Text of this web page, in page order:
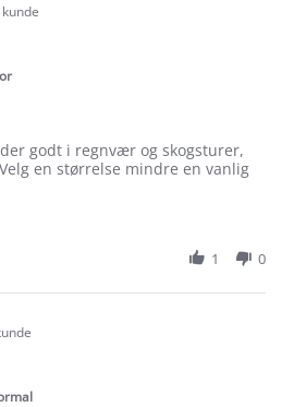
godt i regnvær og skogsturer,
en størrelse mindre en vanlig
1 0